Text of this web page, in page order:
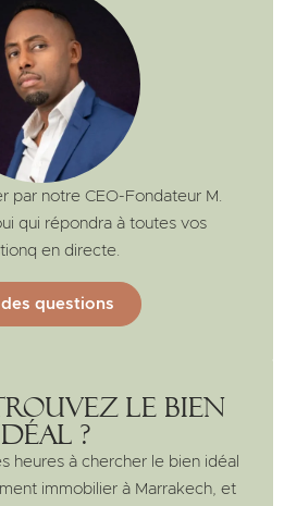
le bien
?
heures à chercher le bien idéal
immobilier à Marrakech, et
par notre CEO-Fondateur M.
qui répondra à toutes vos
en directe.
questions